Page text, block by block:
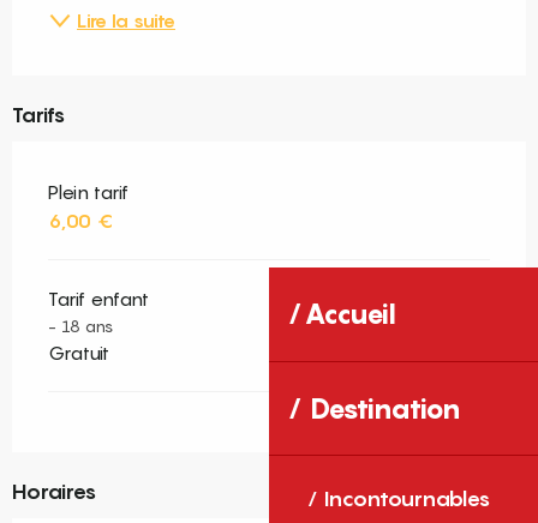
Accueil
Destination
Incontournables
Lire la suite
Tarifs
Plein tarif
6,00 €
Tarif enfant
- 18 ans
Gratuit
Horaires